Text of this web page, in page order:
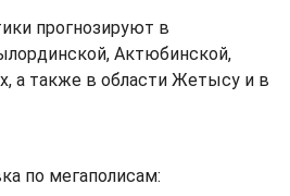
прогнозируют в
Актюбинской,
а также в области Жетысу и в
по мегаполисам: